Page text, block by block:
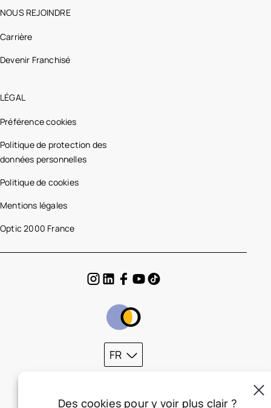
NOUS REJOINDRE
Carrière
Devenir Franchisé
LÉGAL
Préférence cookies
Politique de protection des
données personnelles
Politique de cookies
Mentions légales
Optic 2000 France
FR
Des cookies pour y voir plus clair ?